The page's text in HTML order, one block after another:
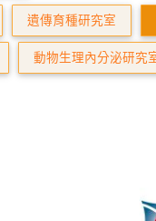
遺傳育種研究室
動物生理內分泌研究